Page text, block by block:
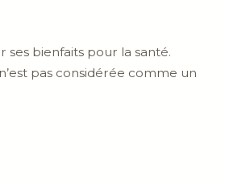
bienfaits pour la santé.
n’est pas considérée comme un